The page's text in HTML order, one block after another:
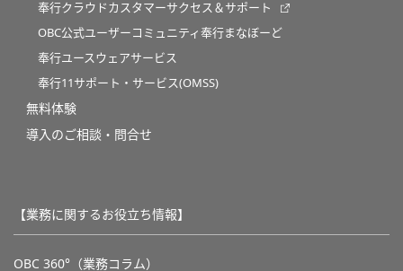
奉行クラウドカスタマーサクセス＆サポート
OBC公式ユーザーコミュニティ奉行まなぼーど
奉行ユースウェアサービス
奉行11サポート・サービス(OMSS)
無料体験
導入のご相談・問合せ
【業務に関するお役立ち情報】
OBC 360°（業務コラム）